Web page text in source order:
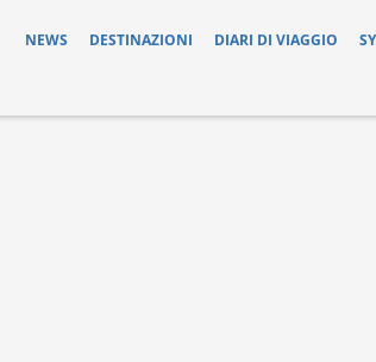
NEWS DESTINAZIONI DIARI DI VIAGGIO